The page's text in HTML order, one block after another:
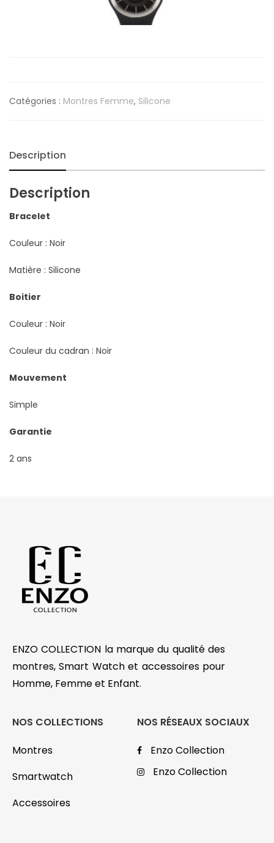
Catégories : Montres Femme, Silicone
Description
Description
Bracelet
Couleur : Noir
Matière : Silicone
Boitier
Couleur : Noir
Couleur du cadran : Noir
Mouvement
Simple
Garantie
2 ans
ENZO COLLECTION la marque du qualité des
montres, Smart Watch et accessoires pour
Homme, Femme et Enfant.
NOS COLLECTIONS
Montres
Smartwatch
Accessoires
NOS RÉSEAUX SOCIAUX
Enzo Collection
Enzo Collection